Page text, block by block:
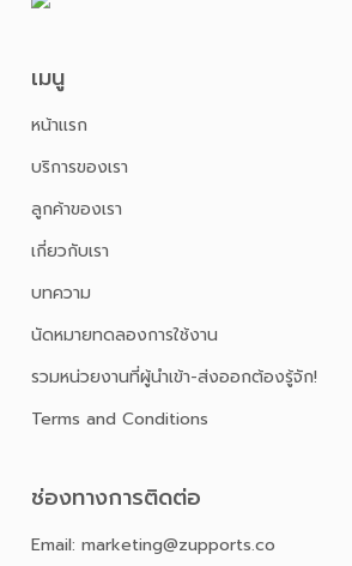
เมนู
หน้าเเรก
บริการของเรา
ลูกค้าของเรา
เกี่ยวกับเรา
บทความ
นัดหมายทดลองการใช้งาน
รวมหน่วยงานที่ผู้นำเข้า-ส่งออกต้องรู้จัก!
Terms and Conditions
ช่องทางการติดต่อ
Email: marketing@zupports.co